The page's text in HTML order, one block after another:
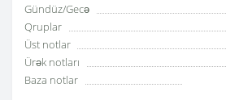
Gündüz/Gecə
Qruplar
Üst notlar
Ürək notları
Baza notlar